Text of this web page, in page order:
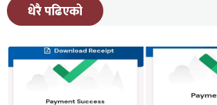
धेरै पढिएको